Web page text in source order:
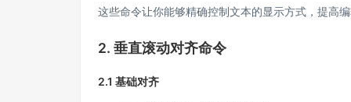
这些命令让你能够精确控制文本的显示方式，提高
2. 垂直滚动对齐命令
2.1 基础对齐